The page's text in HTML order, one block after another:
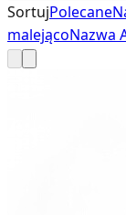
SortujPolecane
malejącoNazwa